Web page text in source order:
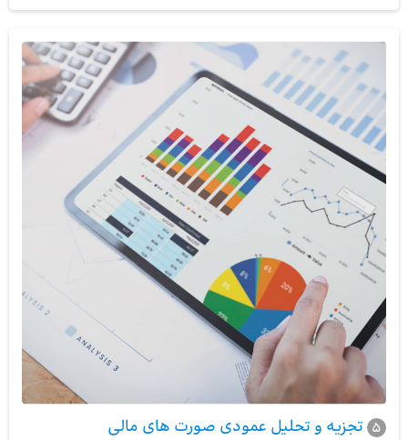
5 تجزیه و تحلیل عمودی صورت های مالی